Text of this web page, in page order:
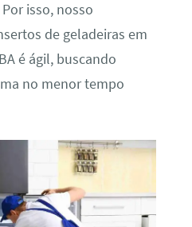
isso, nosso
de geladeiras em
é ágil, buscando
no menor tempo